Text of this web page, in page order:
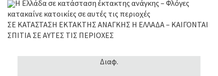
Η Ελλάδα σε κατάσταση έκτακτης ανάγκης – Φλόγες
κατακαίνε κατοικίες σε αυτές τις περιοχές
ΣΕ ΚΑΤΑΣΤΑΣΗ ΕΚΤΑΚΤΗΣ ΑΝΑΓΚΗΣ Η ΕΛΛΑΔΑ – ΚΑΙΓΟΝΤΑΙ
ΣΠΙΤΙΑ ΣΕ ΑΥΤΕΣ ΤΙΣ ΠΕΡΙΟΧΕΣ
Διαφ.